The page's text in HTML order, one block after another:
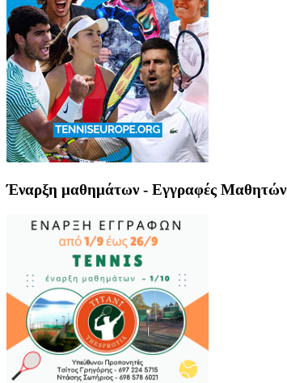
Έναρξη μαθημάτων - Εγγραφές Μαθητών